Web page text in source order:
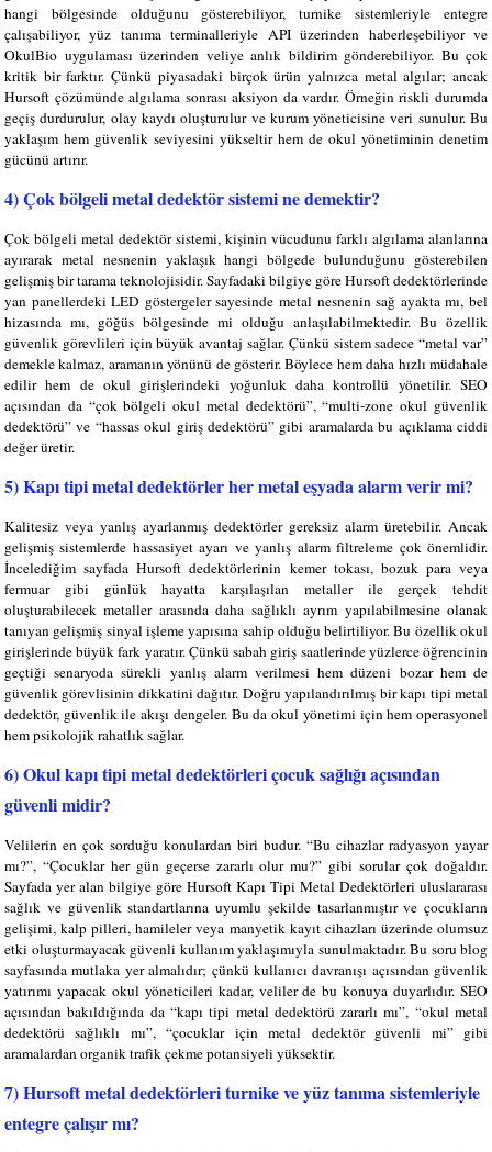
hangi bölgesinde olduğunu gösterebiliyor, turnike sistemleriyle entegre
çalışabiliyor, yüz tanıma terminalleriyle API üzerinden haberleşebiliyor ve
OkulBio uygulaması üzerinden veliye anlık bildirim gönderebiliyor. Bu çok
kritik bir farktır. Çünkü piyasadaki birçok ürün yalnızca metal algılar; ancak
Hursoft çözümünde algılama sonrası aksiyon da vardır. Örneğin riskli durumda
geçiş durdurulur, olay kaydı oluşturulur ve kurum yöneticisine veri sunulur. Bu
yaklaşım hem güvenlik seviyesini yükseltir hem de okul yönetiminin denetim
gücünü artırır.
4) Çok bölgeli metal dedektör sistemi ne demektir?
Çok bölgeli metal dedektör sistemi, kişinin vücudunu farklı algılama alanlarına
ayırarak metal nesnenin yaklaşık hangi bölgede bulunduğunu gösterebilen
gelişmiş bir tarama teknolojisidir. Sayfadaki bilgiye göre Hursoft dedektörlerinde
yan panellerdeki LED göstergeler sayesinde metal nesnenin sağ ayakta mı, bel
hizasında mı, göğüs bölgesinde mi olduğu anlaşılabilmektedir. Bu özellik
güvenlik görevlileri için büyük avantaj sağlar. Çünkü sistem sadece “metal var”
demekle kalmaz, aramanın yönünü de gösterir. Böylece hem daha hızlı müdahale
edilir hem de okul girişlerindeki yoğunluk daha kontrollü yönetilir. SEO
açısından da “çok bölgeli okul metal dedektörü”, “multi-zone okul güvenlik
dedektörü” ve “hassas okul giriş dedektörü” gibi aramalarda bu açıklama ciddi
değer üretir.
5) Kapı tipi metal dedektörler her metal eşyada alarm verir mi?
Kalitesiz veya yanlış ayarlanmış dedektörler gereksiz alarm üretebilir. Ancak
gelişmiş sistemlerde hassasiyet ayarı ve yanlış alarm filtreleme çok önemlidir.
İncelediğim sayfada Hursoft dedektörlerinin kemer tokası, bozuk para veya
fermuar gibi günlük hayatta karşılaşılan metaller ile gerçek tehdit
oluşturabilecek metaller arasında daha sağlıklı ayrım yapılabilmesine olanak
tanıyan gelişmiş sinyal işleme yapısına sahip olduğu belirtiliyor. Bu özellik okul
girişlerinde büyük fark yaratır. Çünkü sabah giriş saatlerinde yüzlerce öğrencinin
geçtiği senaryoda sürekli yanlış alarm verilmesi hem düzeni bozar hem de
güvenlik görevlisinin dikkatini dağıtır. Doğru yapılandırılmış bir kapı tipi metal
dedektör, güvenlik ile akışı dengeler. Bu da okul yönetimi için hem operasyonel
hem psikolojik rahatlık sağlar.
6) Okul kapı tipi metal dedektörleri çocuk sağlığı açısından
güvenli midir?
Velilerin en çok sorduğu konulardan biri budur. “Bu cihazlar radyasyon yayar
mı?”, “Çocuklar her gün geçerse zararlı olur mu?” gibi sorular çok doğaldır.
Sayfada yer alan bilgiye göre Hursoft Kapı Tipi Metal Dedektörleri uluslararası
sağlık ve güvenlik standartlarına uyumlu şekilde tasarlanmıştır ve çocukların
gelişimi, kalp pilleri, hamileler veya manyetik kayıt cihazları üzerinde olumsuz
etki oluşturmayacak güvenli kullanım yaklaşımıyla sunulmaktadır. Bu soru blog
sayfasında mutlaka yer almalıdır; çünkü kullanıcı davranışı açısından güvenlik
yatırımı yapacak okul yöneticileri kadar, veliler de bu konuya duyarlıdır. SEO
açısından bakıldığında da “kapı tipi metal dedektörü zararlı mı”, “okul metal
dedektörü sağlıklı mı”, “çocuklar için metal dedektör güvenli mi” gibi
aramalardan organik trafik çekme potansiyeli yüksektir.
7) Hursoft metal dedektörleri turnike ve yüz tanıma sistemleriyle
entegre çalışır mı?